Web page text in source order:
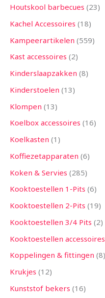
Houtskool barbecues 23
Kachel Accessoires 18
Kampeerartikelen 559
Kast accessoires 2
Kinderslaapzakken 8
Kinderstoelen 13
Klompen 13
Koelbox accessoires 16
Koelkasten 1
Koffiezetapparaten 6
Koken & Servies 285
Kooktoestellen 1-Pits 6
Kooktoestellen 2-Pits 19
Kooktoestellen 3/4 Pits 2
Kooktoestellen accessoires
Koppelingen & fittingen 8
Krukjes 12
Kunststof bekers 16